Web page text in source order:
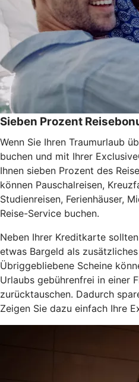
Sieben Prozent
Wenn Sie Ihren Traumurlaub
buchen und mit Ihrer
Ihnen sieben Prozent des
können Pauschalreisen,
Studienreisen, Ferienhäuser,
Reise-Service buchen.
Neben Ihrer Kreditkarte
etwas Bargeld als
Übriggebliebene Scheine
Urlaubs gebührenfrei in einer
zurücktauschen. Dadurch
Zeigen Sie dazu einfach Ihre